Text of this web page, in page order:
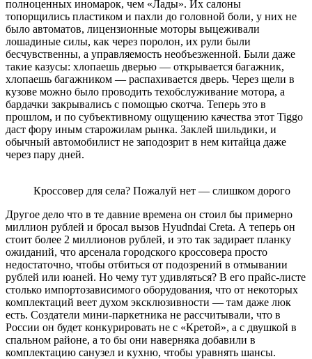
полноценных иномарок, чем «Лады». Их салоны
топорщились пластиком и пахли до головной боли, у них не
было автоматов, лицензионные моторы выцеживали
лошадиные силы, как через поролон, их рули были
бесчувственны, а управляемость необъезженной. Были даже
такие казусы: хлопаешь дверью — открывается багажник,
хлопаешь багажником — распахивается дверь. Через щели в
кузове можно было проводить техобслуживание мотора, а
бардачки закрывались с помощью скотча. Теперь это в
прошлом, и по субъективному ощущению качества этот Tiggo
даст фору иным старожилам рынка. Заклей шильдики, и
обычный автомобилист не заподозрит в нем китайца даже
через пару дней.
Кроссовер для села? Пожалуй нет — слишком дорого
Другое дело что в те давние времена он стоил бы примерно
миллион рублей и бросал вызов Hyudndai Creta. А теперь он
стоит более 2 миллионов рублей, и это так задирает планку
ожиданий, что арсенала городского кроссовера просто
недостаточно, чтобы отбиться от подозрений в отмывании
рублей или юаней. Но чему тут удивляться? В его прайс-листе
столько импортозависимого оборудования, что от некоторых
комплектаций веет духом эксклюзивности — там даже люк
есть. Создатели мини-паркетника не рассчитывали, что в
России он будет конкурировать не с «Кретой», а с двушкой в
спальном районе, а то бы они наверняка добавили в
комплектацию санузел и кухню, чтобы уравнять шансы.